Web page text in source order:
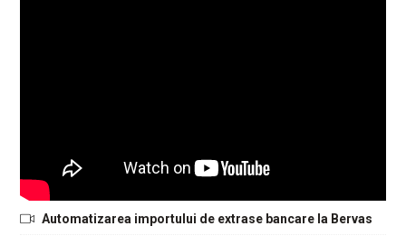
Automatizarea importului de extrase bancare la Bervas